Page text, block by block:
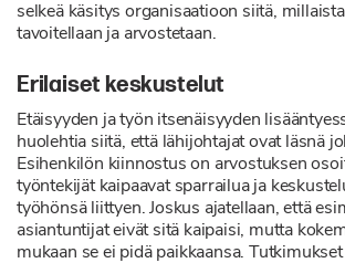
selkeä käsitys organisaatioon siitä,
tavoitellaan ja arvostetaan.
Erilaiset keskustelut
Etäisyyden ja työn itsenäisyyden
huolehtia siitä, että lähijohtajat ovat läsnä
Esihenkilön kiinnostus on arvostuksen
työntekijät kaipaavat sparrailua ja
työhönsä liittyen. Joskus ajatellaan, että
asiantuntijat eivät sitä kaipaisi, mutta
mukaan se ei pidä paikkaansa.